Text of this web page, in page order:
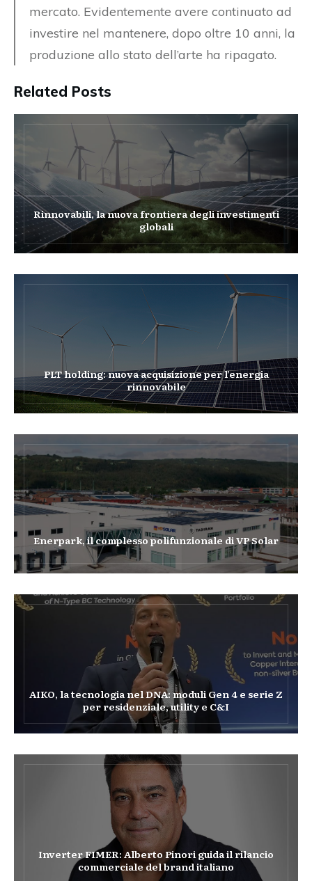
mercato. Evidentemente avere continuato ad
investire nel mantenere, dopo oltre 10 anni, la
produzione allo stato dell’arte ha ripagato.
Related Posts
Rinnovabili, la nuova frontiera degli investimenti
globali
PLT holding: nuova acquisizione per l’energia
rinnovabile
Enerpark, il complesso polifunzionale di VP Solar
AIKO, la tecnologia nel DNA: moduli Gen 4 e serie Z
per residenziale, utility e C&I
Inverter FIMER: Alberto Pinori guida il rilancio
commerciale del brand italiano